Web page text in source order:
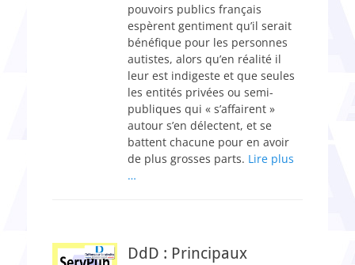
pouvoirs publics français
espèrent gentiment qu’il serait
bénéfique pour les personnes
autistes, alors qu’en réalité il
leur est indigeste et que seules
les entités privées ou semi-
publiques qui « s’affairent »
autour s’en délectent, et se
battent chacune pour en avoir
de plus grosses parts. Lire plus
…
DdD : Principaux